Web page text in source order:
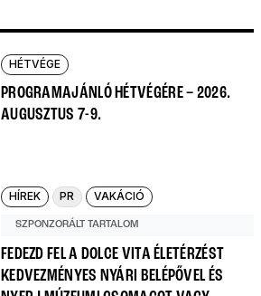
HÉTVÉGE
PROGRAMAJÁNLÓ HÉTVÉGÉRE – 2026.
AUGUSZTUS 7-9.
HÍREK PR VAKÁCIÓ
SZPONZORÁLT TARTALOM
FEDEZD FEL A DOLCE VITA ÉLETÉRZÉST
KEDVEZMÉNYES NYÁRI BELÉPŐVEL ÉS